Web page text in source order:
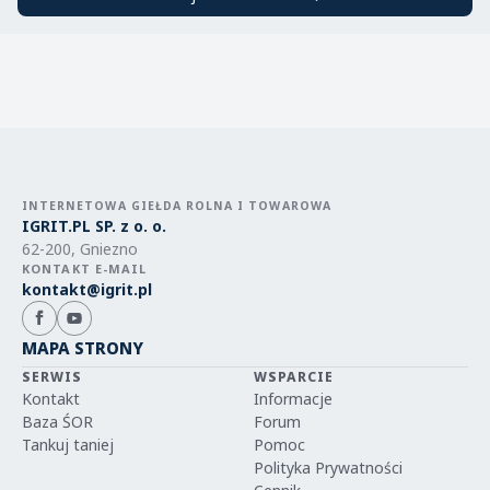
INTERNETOWA GIEŁDA ROLNA I TOWAROWA
IGRIT.PL SP. z o. o.
62-200, Gniezno
KONTAKT E-MAIL
kontakt@igrit.pl
MAPA STRONY
SERWIS
Kontakt
Baza ŚOR
Tankuj taniej
WSPARCIE
Informacje
Forum
Pomoc
Polityka Prywatności